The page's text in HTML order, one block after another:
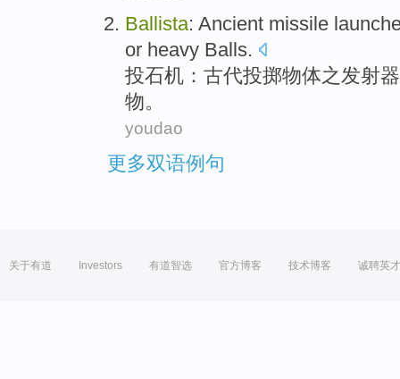
Ballista: Ancient missile
or heavy Balls.
投石机： 古代投掷物体之发射
物。
youdao
更多双语例句
关于有道 Investors 有道智选 官方博客 技术博客 诚聘英才